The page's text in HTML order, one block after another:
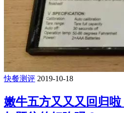
快餐测评 2019-10-18
嫩牛五方又又又回归